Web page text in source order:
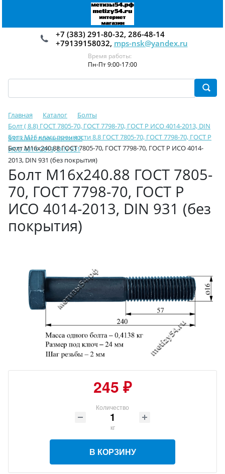
+7 (383) 291-80-32, 286-48-14
+79139158032, mps-nsk@yandex.ru
Время работы:
Пн-Пт 9:00-17:00
Главная Каталог
Болты
Болт ( 8.8) ГОСТ 7805-70, ГОСТ 7798-70, ГОСТ Р ИСО 4014-2013, DIN
931 класс прочности 8.8
Болт М16 класс прочности 8.8 ГОСТ 7805-70, ГОСТ 7798-70, ГОСТ Р
ИСО 4014-2013, DIN 931
Болт М16х240.88 ГОСТ 7805-70, ГОСТ 7798-70, ГОСТ Р ИСО 4014-
2013, DIN 931 (без покрытия)
Болт М16х240.88 ГОСТ 7805-
70, ГОСТ 7798-70, ГОСТ Р
ИСО 4014-2013, DIN 931 (без
покрытия)
245 ₽
Количество
кг
В КОРЗИНУ